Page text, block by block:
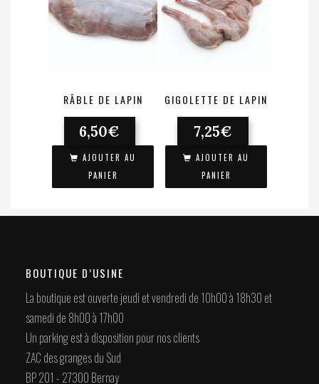
RÂBLE DE LAPIN
6,50€
AJOUTER AU
PANIER
GIGOLETTE DE LAPIN
7,25€
AJOUTER AU
PANIER
BOUTIQUE D’USINE
La boutique est ouverte jeudi et vendredi de 10h00 à 18h30 et
samedi de 8h00 à 17h00
Un parking est à disposition pour nos clients
ZAC des granges du Sud
BP 201 - 27300 Bernay